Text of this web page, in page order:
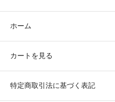
ホーム
カートを見る
特定商取引法に基づく表記